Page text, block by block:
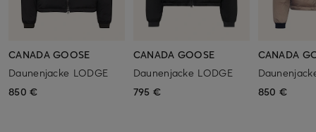
CANADA GOOSE
Daunenjacke LODGE
850 €
CANADA GOOSE
Daunenjacke LODGE
795 €
CANADA
850 €